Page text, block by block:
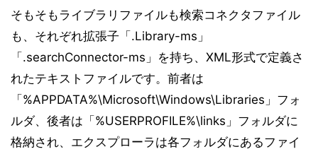
そもそもライブラリファイルも検索コネクタファイル
も、それぞれ拡張子「.Library-ms」
「.searchConnector-ms」を持ち、XML形式で定義さ
れたテキストファイルです。前者は
「%APPDATA%\Microsoft\Windows\Libraries」フォ
ルダ、後者は「%USERPROFILE%\links」フォルダに
格納され、エクスプローラは各フォルダにあるファイ